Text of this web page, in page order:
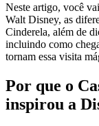
Neste artigo, você
Walt Disney, as
Cinderela, além de
incluindo como
tornam essa visita
Por que o
inspirou a